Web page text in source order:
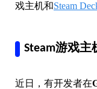
戏主机和Steam
Steam游戏主
近日，有开发者在